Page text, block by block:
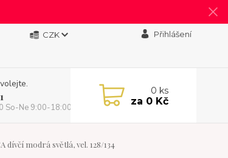
CZK Přihlášení
So-Ne 9:00-18:00)
0 ks
za 0 Kč
dívčí modrá světlá, vel. 128/134